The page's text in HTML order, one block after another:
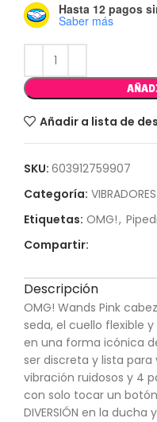
Hasta 12 pagos
Saber más
Añadir a lista de
SKU: 603912759907
Categoría: VIBRADORES
Etiquetas: OMG!,
Compartir:
Descripción
OMG! Wands Pink
seda, el cuello flexible
en una forma icónica
ser discreta y lista para
vibración ruidosos y 4
con solo tocar un
DIVERSIÓN en la ducha